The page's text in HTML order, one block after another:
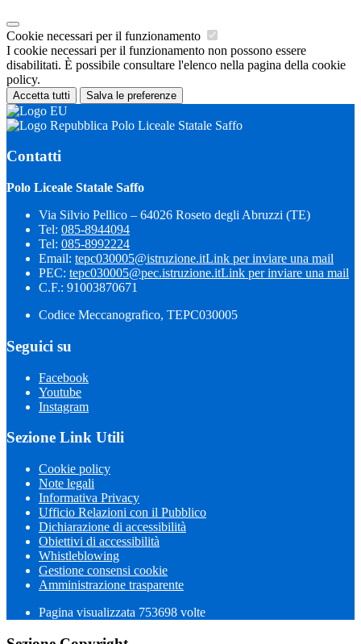
Cookie necessari per il funzionamento
I cookie necessari per il funzionamento non possono essere
disabilitati. È possibile consultare l'elenco nella pagina della cookie
policy.
Accetta tutti Salva le preferenze
Polo Liceale Statale Saffo
Contatti
Polo Liceale Statale Saffo
Via Silvio Pellico – 64026 Roseto degli Abruzzi (TE)
Tel: 085-8944094
Tel: 085-8992224
Email: tepc030005@istruzione.itLink per inviare una mail
PEC: tepc030005@pec.istruzione.itLink per inviare una mail
C.F.: 91003870671
Codice Meccanografico, TEPC030005
Seguici su
Facebook
Youtube
Instagram
Sezione Link Utili
Cookie policy
Note legali
Informativa Privacy
Ufficio Relazioni con il Pubblico
Dichiarazione di accessibilità
Obiettivi di accessibilità
Whistleblowing
Gestione consensi cookie
Amministrazione trasparente
Pagina visualizzata 753698 volte